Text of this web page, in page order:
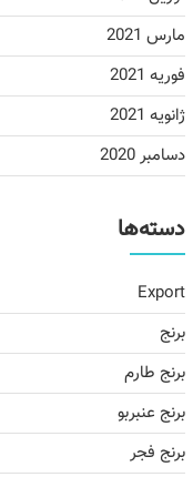
مارس 2021
فوریه 2021
ژانویه 2021
دسامبر 2020
دسته‌ها
Export
برنج
برنج طارم
برنج عنبربو
برنج فجر